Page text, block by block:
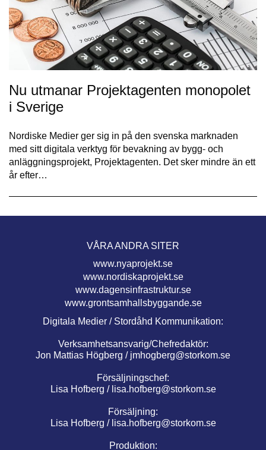
Nu utmanar Projektagenten monopolet
i Sverige
Nordiske Medier ger sig in på den svenska marknaden
med sitt digitala verktyg för bevakning av bygg- och
anläggningsprojekt, Projektagenten. Det sker mindre än ett
år efter…
VÅRA ANDRA SITER
www.nyaprojekt.se
www.nordiskaprojekt.se
www.dagensinfrastruktur.se
www.grontsamhallsbyggande.se
Digitala Medier / Stordåhd Kommunikation:
Verksamhetsansvarig/Chefredaktör:
Jon Mattias Högberg / jmhogberg@storkom.se
Försäljningschef:
Lisa Hofberg / lisa.hofberg@storkom.se
Försäljning:
Lisa Hofberg / lisa.hofberg@storkom.se
Produktion: